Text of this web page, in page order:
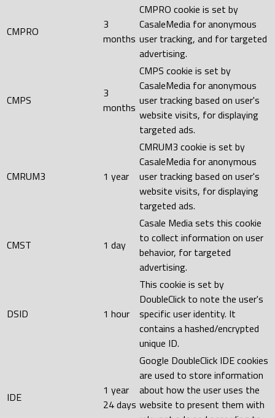
CMPRO
3
months
CMPRO cookie is set by
CasaleMedia for anonymous
user tracking, and for targeted
advertising.
CMPS
3
months
CMPS cookie is set by
CasaleMedia for anonymous
user tracking based on user's
website visits, for displaying
targeted ads.
CMRUM3 1 year
CMRUM3 cookie is set by
CasaleMedia for anonymous
user tracking based on user's
website visits, for displaying
targeted ads.
CMST 1 day
Casale Media sets this cookie
to collect information on user
behavior, for targeted
advertising.
DSID 1 hour
This cookie is set by
DoubleClick to note the user's
specific user identity. It
contains a hashed/encrypted
unique ID.
IDE
1 year
24 days
Google DoubleClick IDE cookies
are used to store information
about how the user uses the
website to present them with